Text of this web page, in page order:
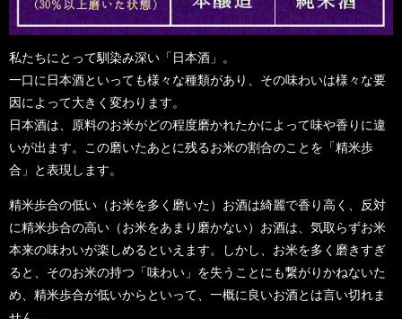
私たちにとって馴染み深い「日本酒」。
一口に日本酒といっても様々な種類があり、その味わいは様々な要
因によって大きく変わります。
日本酒は、原料のお米がどの程度磨かれたかによって味や香りに違
いが出ます。この磨いたあとに残るお米の割合のことを「精米歩
合」と表現します。
精米歩合の低い（お米を多く磨いた）お酒は綺麗で香り高く、反対
に精米歩合の高い（お米をあまり磨かない）お酒は、気取らずお米
本来の味わいが楽しめるといえます。しかし、お米を多く磨きすぎ
ると、そのお米の持つ「味わい」を失うことにも繋がりかねないた
め、精米歩合が低いからといって、一概に良いお酒とは言い切れま